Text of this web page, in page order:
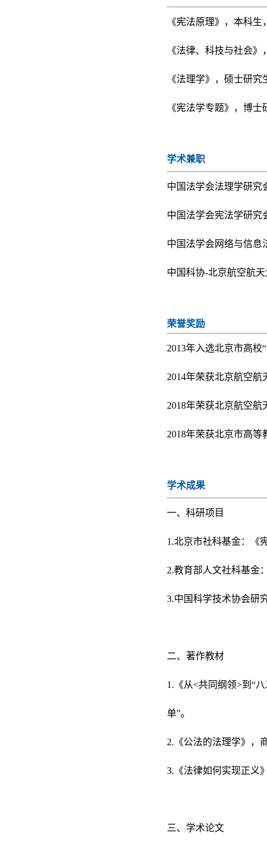
《宪法原理》，本科
《法律、科技与社会
《法理学》，硕士研
《宪法学专题》，博
学术兼职
中国法学会法理学研究
中国法学会宪法学研究
中国法学会网络与信息
中国科协-北京航空航
荣誉奖励
2013年入选北京市高校
2014年荣获北京航空
2018年荣获北京航空
2018年荣获北京市高
学术成果
一、科研项目
1.北京市社科基金：《
2.教育部人文社科基金
3.中国科学技术协会研
二、著作教材
1.《从<共同纲领>到“
单”。
2.《公法的法理学》，
3.《法律如何实现正义
三、学术论文